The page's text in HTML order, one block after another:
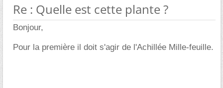
Re : Quelle est cette plante ?
Bonjour,
Pour la première il doit s'agir de l'Achillée Mille-feuille.